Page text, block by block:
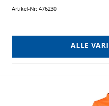
Artikel-Nr: 476230
ALLE